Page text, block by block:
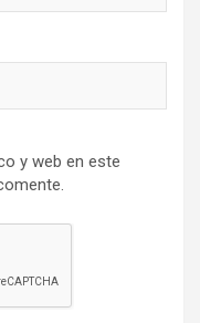
y web en este